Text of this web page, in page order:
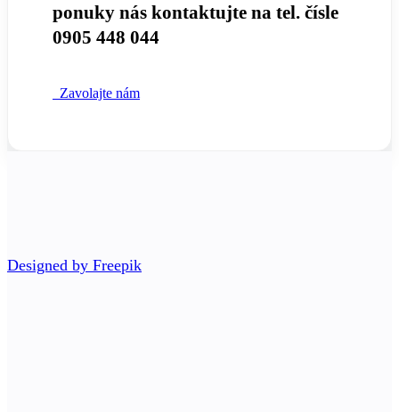
ponuky nás kontaktujte na tel. čísle
0905 448 044
Zavolajte nám
Designed by Freepik